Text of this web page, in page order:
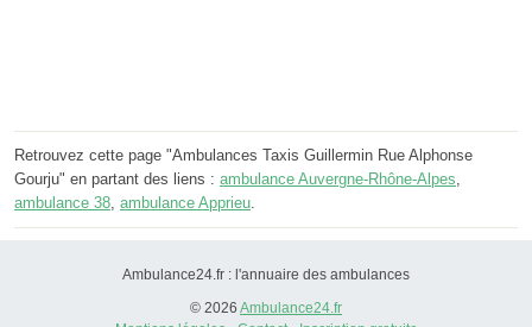
Retrouvez cette page "Ambulances Taxis Guillermin Rue Alphonse
Gourju" en partant des liens : ambulance Auvergne-Rhône-Alpes,
ambulance 38, ambulance Apprieu.
Ambulance24.fr : l'annuaire des ambulances
© 2026 Ambulance24.fr